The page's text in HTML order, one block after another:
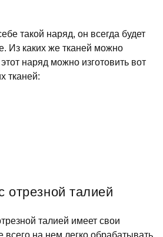
такой наряд, он всегда будет
Из каких же тканей можно
наряд можно изготовить вот
тканей:
отрезной талией
талией имеет свои